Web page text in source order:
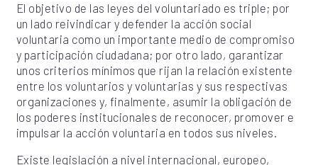
El objetivo de las leyes del voluntariado es triple; por
un lado reivindicar y defender la acción social
voluntaria como un importante medio de compromiso
y participación ciudadana; por otro lado, garantizar
unos criterios mínimos que rijan la relación existente
entre los voluntarios y voluntarias y sus respectivas
organizaciones y, finalmente, asumir la obligación de
los poderes institucionales de reconocer, promover e
impulsar la acción voluntaria en todos sus niveles.
Existe legislación a nivel internacional, europeo,